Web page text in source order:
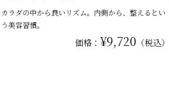
カラダの中から良いリズム。内側から、整えるとい
う美容習慣。
価格： ¥9,720 （税込）